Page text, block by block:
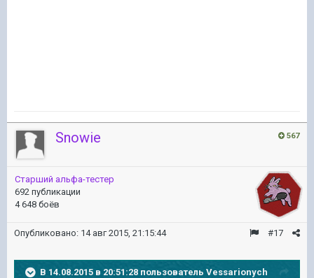
567
Snowie
Старший альфа-тестер
692 публикации
4 648 боёв
#17
Опубликовано: 14 авг 2015, 21:15:44
В 14.08.2015 в 20:51:28 пользователь Vessarionych